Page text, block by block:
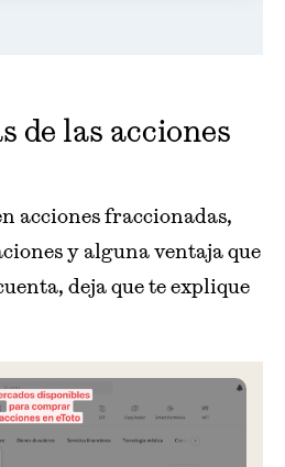
de las acciones
acciones fraccionadas,
y alguna ventaja que
deja que te explique